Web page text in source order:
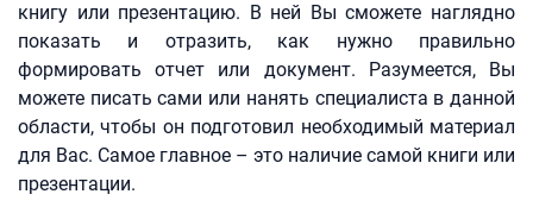
книгу или презентацию. В ней Вы сможете наглядно
показать и отразить, как нужно правильно
формировать отчет или документ. Разумеется, Вы
можете писать сами или нанять специалиста в данной
области, чтобы он подготовил необходимый материал
для Вас. Самое главное – это наличие самой книги или
презентации.